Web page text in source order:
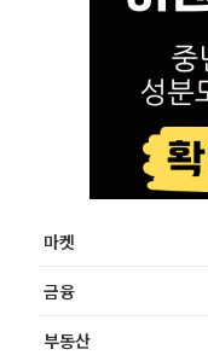
마켓
금융
부동산